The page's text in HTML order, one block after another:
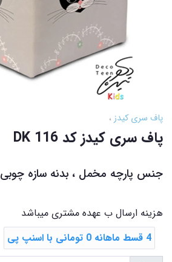
پاف سری کیدز
پاف سری کیدز کد DK 116
جنس پارچه مخمل ، بدنه سازه چوبی
هزینه ارسال ب عهده مشتری میباشد
4 قسط ماهانه 0 تومانی با اسنپ ‌پی